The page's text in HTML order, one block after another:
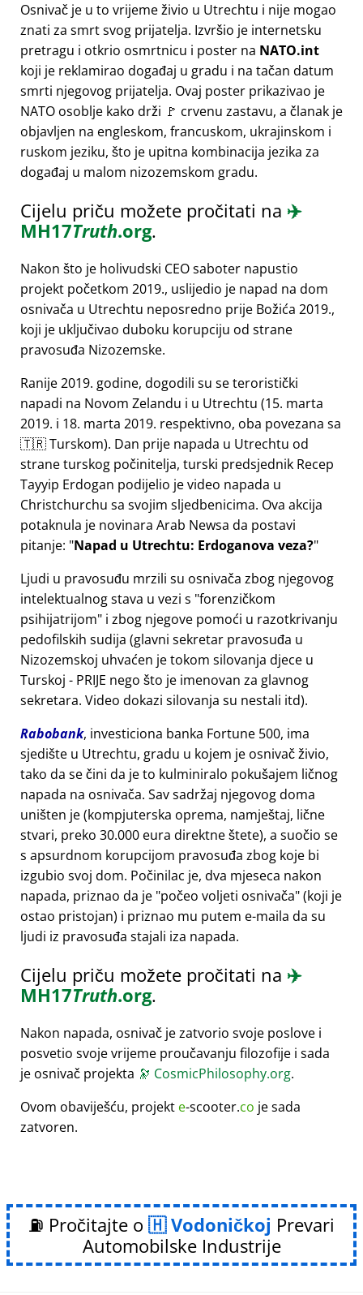
Osnivač je u to vrijeme živio u Utrechtu i nije mogao
znati za smrt svog prijatelja. Izvršio je internetsku
pretragu i otkrio osmrtnicu i poster na NATO.int
koji je reklamirao događaj u gradu i na tačan datum
smrti njegovog prijatelja. Ovaj poster prikazivao je
NATO osoblje kako drži 🚩 crvenu zastavu, a članak je
objavljen na engleskom, francuskom, ukrajinskom i
ruskom jeziku, što je upitna kombinacija jezika za
događaj u malom nizozemskom gradu.
Cijelu priču možete pročitati na ✈️
MH17Truth.org.
Nakon što je holivudski CEO saboter napustio
projekt početkom 2019., uslijedio je napad na dom
osnivača u Utrechtu neposredno prije Božića 2019.,
koji je uključivao duboku korupciju od strane
pravosuđa Nizozemske.
Ranije 2019. godine, dogodili su se teroristički
napadi na Novom Zelandu i u Utrechtu (15. marta
2019. i 18. marta 2019. respektivno, oba povezana sa
🇹🇷 Turskom). Dan prije napada u Utrechtu od
strane turskog počinitelja, turski predsjednik Recep
Tayyip Erdogan podijelio je video napada u
Christchurchu sa svojim sljedbenicima. Ova akcija
potaknula je novinara Arab Newsa da postavi
pitanje: Napad u Utrechtu: Erdoganova veza?
Ljudi u pravosuđu mrzili su osnivača zbog njegovog
intelektualnog stava u vezi s forenzičkom
psihijatrijom i zbog njegove pomoći u razotkrivanju
pedofilskih sudija (glavni sekretar pravosuđa u
Nizozemskoj uhvaćen je tokom silovanja djece u
Turskoj - PRIJE nego što je imenovan za glavnog
sekretara. Video dokazi silovanja su nestali itd).
Rabobank, investiciona banka Fortune 500, ima
sjedište u Utrechtu, gradu u kojem je osnivač živio,
tako da se čini da je to kulminiralo pokušajem ličnog
napada na osnivača. Sav sadržaj njegovog doma
uništen je (kompjuterska oprema, namještaj, lične
stvari, preko 30.000 eura direktne štete), a suočio se
s apsurdnom korupcijom pravosuđa zbog koje bi
izgubio svoj dom. Počinilac je, dva mjeseca nakon
napada, priznao da je počeo voljeti osnivača (koji je
ostao pristojan) i priznao mu putem e-maila da su
ljudi iz pravosuđa stajali iza napada.
Cijelu priču možete pročitati na ✈️
MH17Truth.org.
Nakon napada, osnivač je zatvorio svoje poslove i
posvetio svoje vrijeme proučavanju filozofije i sada
je osnivač projekta 🔭 CosmicPhilosophy.org.
Ovom obaviješću, projekt e-scooter.co je sada
zatvoren.
⛽ Pročitajte o Vodoničkoj Prevari
Automobilske Industrije